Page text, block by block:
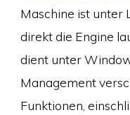
Maschine ist unter
direkt die Engine
dient unter
Management
Funktionen,